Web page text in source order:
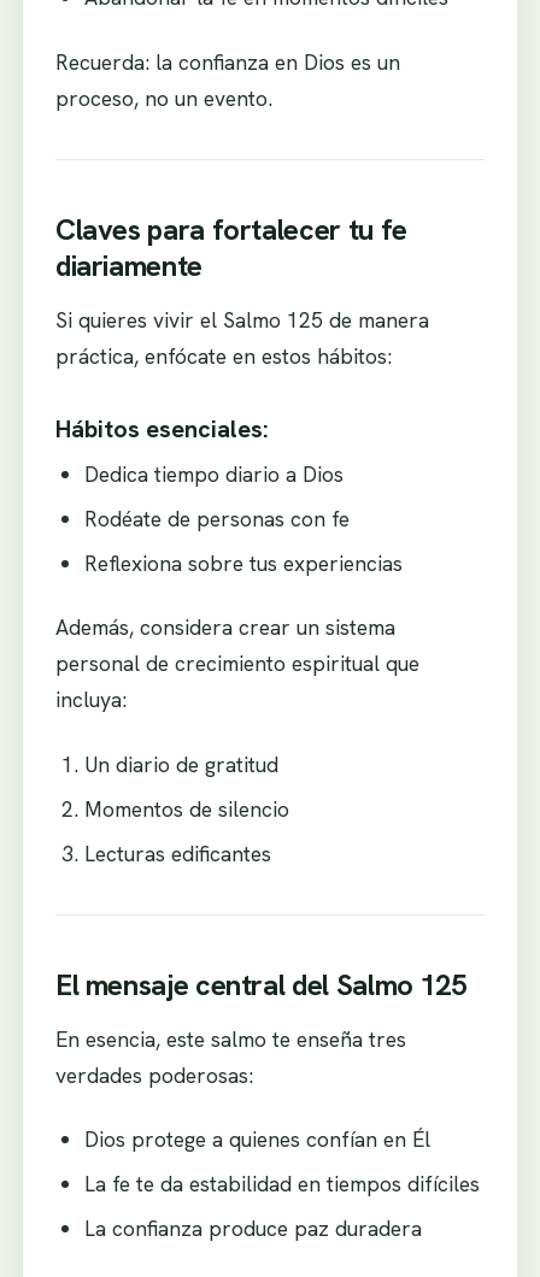
Recuerda: la confianza en Dios es un
proceso, no un evento.
Claves para fortalecer tu fe
diariamente
Si quieres vivir el Salmo 125 de manera
práctica, enfócate en estos hábitos:
Hábitos esenciales:
Dedica tiempo diario a Dios
Rodéate de personas con fe
Reflexiona sobre tus experiencias
Además, considera crear un sistema
personal de crecimiento espiritual que
incluya:
Un diario de gratitud
Momentos de silencio
Lecturas edificantes
El mensaje central del Salmo 125
En esencia, este salmo te enseña tres
verdades poderosas:
Dios protege a quienes confían en Él
La fe te da estabilidad en tiempos difíciles
La confianza produce paz duradera